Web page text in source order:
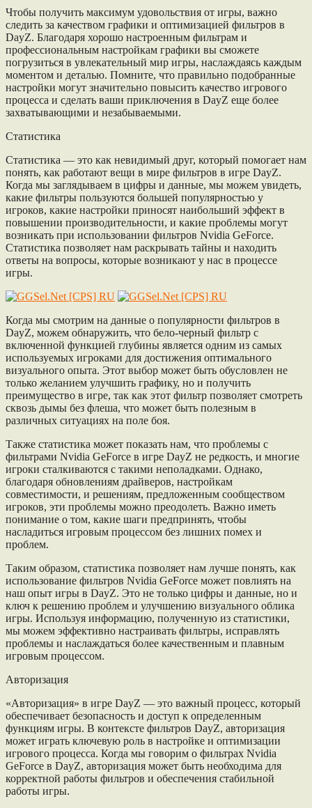
Чтобы получить максимум удовольствия от игры, важно
следить за качеством графики и оптимизацией фильтров в
DayZ. Благодаря хорошо настроенным фильтрам и
профессиональным настройкам графики вы сможете
погрузиться в увлекательный мир игры, наслаждаясь каждым
моментом и деталью. Помните, что правильно подобранные
настройки могут значительно повысить качество игрового
процесса и сделать ваши приключения в DayZ еще более
захватывающими и незабываемыми.
Статистика
Статистика — это как невидимый друг, который помогает нам
понять, как работают вещи в мире фильтров в игре DayZ.
Когда мы заглядываем в цифры и данные, мы можем увидеть,
какие фильтры пользуются большей популярностью у
игроков, какие настройки приносят наибольший эффект в
повышении производительности, и какие проблемы могут
возникать при использовании фильтров Nvidia GeForce.
Статистика позволяет нам раскрывать тайны и находить
ответы на вопросы, которые возникают у нас в процессе
игры.
Когда мы смотрим на данные о популярности фильтров в
DayZ, можем обнаружить, что бело-черный фильтр с
включенной функцией глубины является одним из самых
используемых игроками для достижения оптимального
визуального опыта. Этот выбор может быть обусловлен не
только желанием улучшить графику, но и получить
преимущество в игре, так как этот фильтр позволяет смотреть
сквозь дымы без флеша, что может быть полезным в
различных ситуациях на поле боя.
Также статистика может показать нам, что проблемы с
фильтрами Nvidia GeForce в игре DayZ не редкость, и многие
игроки сталкиваются с такими неполадками. Однако,
благодаря обновлениям драйверов, настройкам
совместимости, и решениям, предложенным сообществом
игроков, эти проблемы можно преодолеть. Важно иметь
понимание о том, какие шаги предпринять, чтобы
насладиться игровым процессом без лишних помех и
проблем.
Таким образом, статистика позволяет нам лучше понять, как
использование фильтров Nvidia GeForce может повлиять на
наш опыт игры в DayZ. Это не только цифры и данные, но и
ключ к решению проблем и улучшению визуального облика
игры. Используя информацию, полученную из статистики,
мы можем эффективно настраивать фильтры, исправлять
проблемы и наслаждаться более качественным и плавным
игровым процессом.
Авторизация
«Авторизация» в игре DayZ — это важный процесс, который
обеспечивает безопасность и доступ к определенным
функциям игры. В контексте фильтров DayZ, авторизация
может играть ключевую роль в настройке и оптимизации
игрового процесса. Когда мы говорим о фильтрах Nvidia
GeForce в DayZ, авторизация может быть необходима для
корректной работы фильтров и обеспечения стабильной
работы игры.